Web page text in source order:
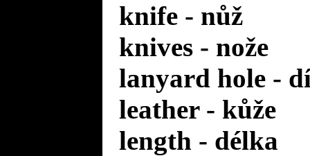
knife - nůž
knives - nože
lanyard hole -
leather - kůže
length - délka